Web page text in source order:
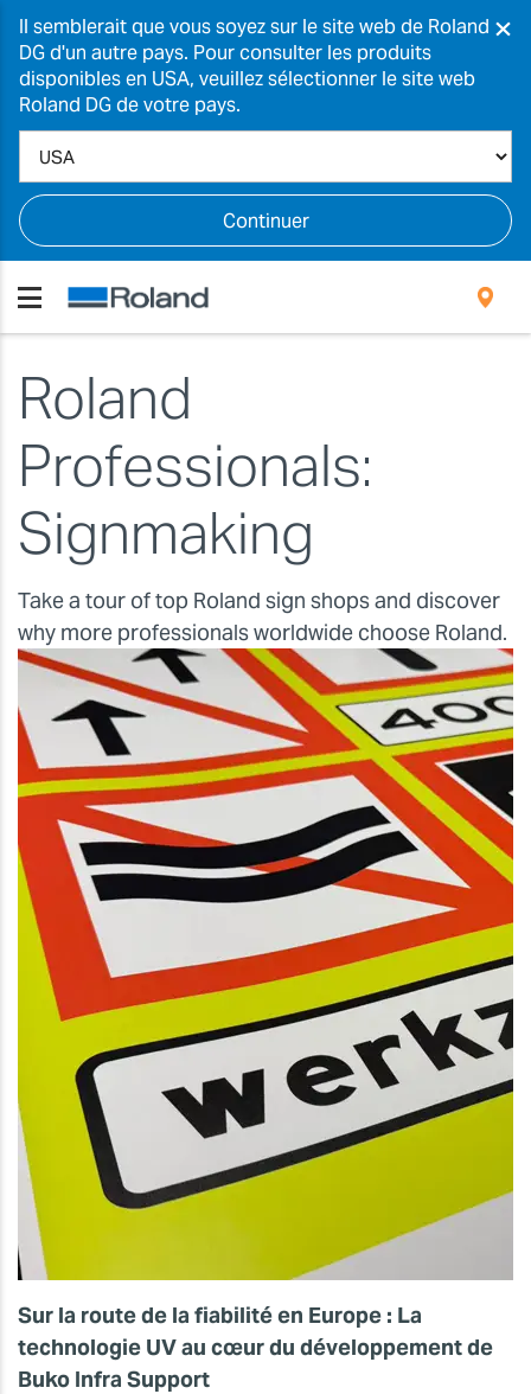
Il semblerait que vous soyez sur le site web de Roland
DG d'un autre pays. Pour consulter les produits
disponibles en USA, veuillez sélectionner le site web
Roland DG de votre pays.
Continuer
×
Roland
Professionals:
Signmaking
Take a tour of top Roland sign shops and discover
why more professionals worldwide choose Roland.
Sur la route de la fiabilité en Europe : La
technologie UV au cœur du développement de
Buko Infra Support